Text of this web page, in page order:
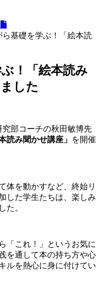
ら基礎を学ぶ！「絵本読
！「絵本読み
した
部コーチの秋田敏博先
読み聞かせ講座」 を開催
体を動かすなど、終始リ
した学生たちは、楽しみ
た。
「これ！」というお気に
を通して本の持ち方や心
ルを熱心に身に付けてい